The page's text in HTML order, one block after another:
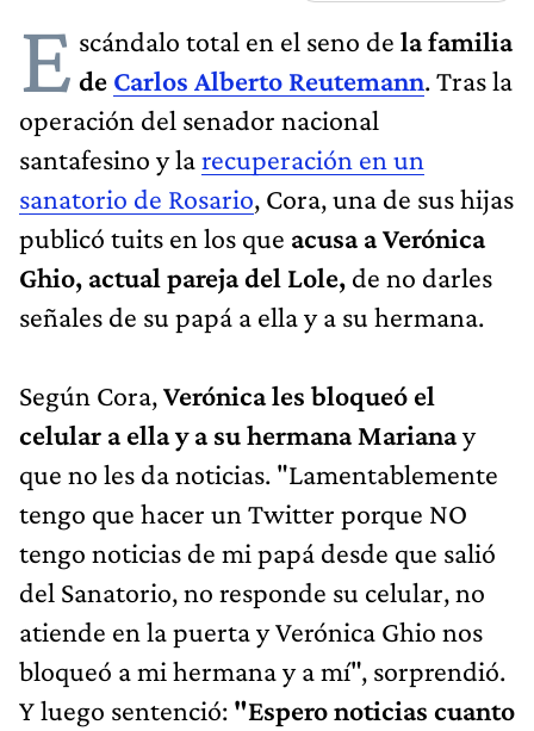
E scándalo total en el seno de la familia
de Carlos Alberto Reutemann. Tras la
operación del senador nacional
santafesino y larecuperación en un
sanatorio de Rosario, Cora, una de sus hijas
publicó tuits en los que acusa a Verónica
Ghio, actual pareja del Lole, de no darles
señales de su papá a ella y a su hermana.
Según Cora,Verónica les bloqueó el
celular a ella y a su hermana Marianay
que no les da noticias. "Lamentablemente
tengo que hacer un Twitter porque NO
tengo noticias de mi papá desde que salió
del Sanatorio, no responde su celular, no
atiende en la puerta y Verónica Ghio nos
bloqueó a mi hermana y a mí", sorprendió.
Y luego sentenció: "Espero noticias cuanto